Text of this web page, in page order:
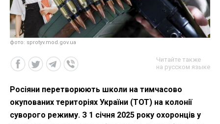
фото: sprotyv.mod.gov.ua
Читайте также
на русском языке
Росіяни перетворюють школи на тимчасово
окупованих територіях України (ТОТ) на колонії
суворого режиму. З 1 січня 2025 року охоронців у